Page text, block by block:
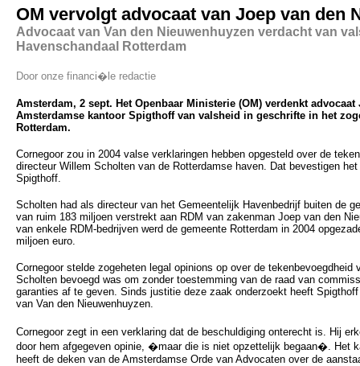
OM vervolgt advocaat van Joep van den
Advocaat van Van den Nieuwenhuyzen verdacht van
Havenschandaal Rotterdam
Door onze financi�le redactie
Amsterdam, 2 sept. Het Openbaar Ministerie (OM) verdenkt
Amsterdamse kantoor Spigthoff van valsheid in geschrifte in het
Rotterdam.
Cornegoor zou in 2004 valse verklaringen hebben opgesteld over de
directeur Willem Scholten van de Rotterdamse haven. Dat bevestigen
Spigthoff.
Scholten had als directeur van het Gemeentelijk Havenbedrijf buiten de
van ruim 183 miljoen verstrekt aan RDM van zakenman Joep van den
van enkele RDM-bedrijven werd de gemeente Rotterdam in 2004
miljoen euro.
Cornegoor stelde zogeheten legal opinions op over de tekenbevoegdheid
Scholten bevoegd was om zonder toestemming van de raad van
garanties af te geven. Sinds justitie deze zaak onderzoekt heeft
van Van den Nieuwenhuyzen.
Cornegoor zegt in een verklaring dat de beschuldiging onterecht is. Hij
door hem afgegeven opinie, �maar die is niet opzettelijk begaan�. Het
heeft de deken van de Amsterdamse Orde van Advocaten over de